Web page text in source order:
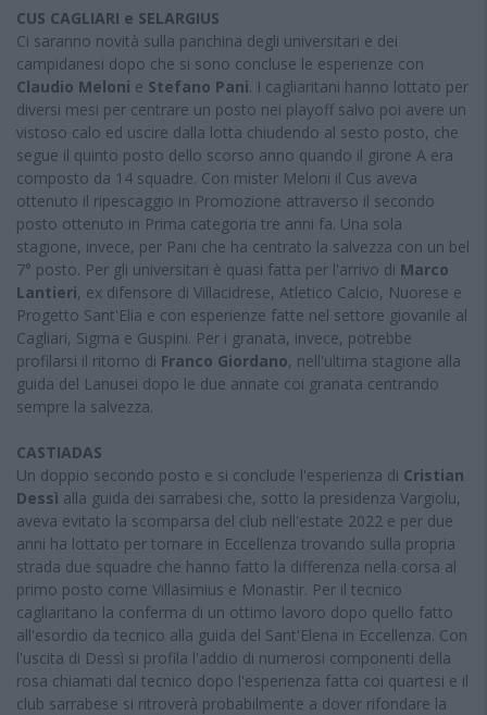
CUS CAGLIARI e SELARGIUS
Ci saranno novità sulla panchina degli universitari e dei
campidanesi dopo che si sono concluse le esperienze con
Claudio Meloni e Stefano Pani. I cagliaritani hanno lottato per
diversi mesi per centrare un posto nei playoff salvo poi avere un
vistoso calo ed uscire dalla lotta chiudendo al sesto posto, che
segue il quinto posto dello scorso anno quando il girone A era
composto da 14 squadre. Con mister Meloni il Cus aveva
ottenuto il ripescaggio in Promozione attraverso il secondo
posto ottenuto in Prima categoria tre anni fa. Una sola
stagione, invece, per Pani che ha centrato la salvezza con un bel
7° posto. Per gli universitari è quasi fatta per l'arrivo di Marco
Lantieri, ex difensore di Villacidrese, Atletico Calcio, Nuorese e
Progetto Sant'Elia e con esperienze fatte nel settore giovanile al
Cagliari, Sigma e Guspini. Per i granata, invece, potrebbe
profilarsi il ritorno di Franco Giordano, nell'ultima stagione alla
guida del Lanusei dopo le due annate coi granata centrando
sempre la salvezza.
CASTIADAS
Un doppio secondo posto e si conclude l'esperienza di Cristian
Dessì alla guida dei sarrabesi che, sotto la presidenza Vargiolu,
aveva evitato la scomparsa del club nell'estate 2022 e per due
anni ha lottato per tornare in Eccellenza trovando sulla propria
strada due squadre che hanno fatto la differenza nella corsa al
primo posto come Villasimius e Monastir. Per il tecnico
cagliaritano la conferma di un ottimo lavoro dopo quello fatto
all'esordio da tecnico alla guida del Sant'Elena in Eccellenza. Con
l'uscita di Dessì si profila l'addio di numerosi componenti della
rosa chiamati dal tecnico dopo l'esperienza fatta coi quartesi e il
club sarrabese si ritroverà probabilmente a dover rifondare la